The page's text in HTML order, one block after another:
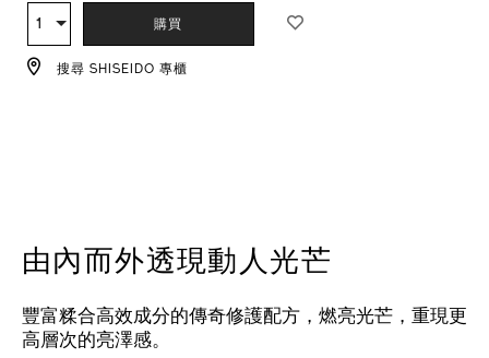
TO
CART
OPTIONS
ACTIONS
數
量
1 購買
搜尋 SHISEIDO 專櫃
由內而外透現動人光芒
豐富糅合高效成分的傳奇修護配方，燃亮光芒，重現更
高層次的亮澤感。